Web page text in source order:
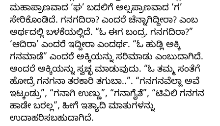
ಮಹಾಪ್ರಾಣವಾದ ‘ಘ’ ಬದಲಿಗೆ ಅಲ್ಪಪ್ರಾಣವಾದ ‘ಗ’
ಸೇರಿಕೊಂಡಿದೆ. ಗನಗದಿರಾ? ಎಂದರೆ ಚೆನ್ನಾಗಿದ್ದೀರಾ? ಎಂಬ
ಅರ್ಥದಲ್ಲಿ ಬಳಕೆಯಲ್ಲಿದೆ. “ಓ ಈಗ ಬಂದ್ರ. ಗನಗದಿರಾ?”
‘ಆದಿರಾ’ ಎಂದರೆ ಇದ್ದೀರಾ ಎಂದರ್ಥ. “ಓ ಹುಡ್ಲಿ ಅಕ್ಕಿ
ಗನಮಾಡೆ” ಎಂದರೆ ಅಕ್ಕಿಯನ್ನು ಸರಿಮಾಡು ಎಂಬುದಾಗಿದೆ.
ಅಂದರೆ ಅಕ್ಕಿಯನ್ನು ಸ್ವಚ್ಛ ಮಾಡುವುದು. “ಓ ತಮ್ಮ ಸಂತೆಗೆ
ಹೋದ್ರೆ ಗನಗನಾ ತರಕಾರಿ ತಗುಬಾ..”. “ಗನಗನವೆಲ್ಲಾ ಅವೆ
ಇಟ್ಕಂಡ್ರು”, “ಗನಾಗಿ ಉಣ್ಣು”, “ಗನಾಗೈತೆ”, “ಟಿವಿಲಿ ಗನಗನ
ಹಾಡೇ ಬರಲ್ಲ”, ಹೀಗೆ ಇತ್ಯಾದಿ ಮಾತುಗಳನ್ನು
ಉದಾಹರಿಸಬಹುದಾಗಿದೆ.